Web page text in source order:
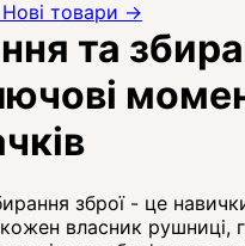
та
зброї - це
власник рушниці,
Нові товари →